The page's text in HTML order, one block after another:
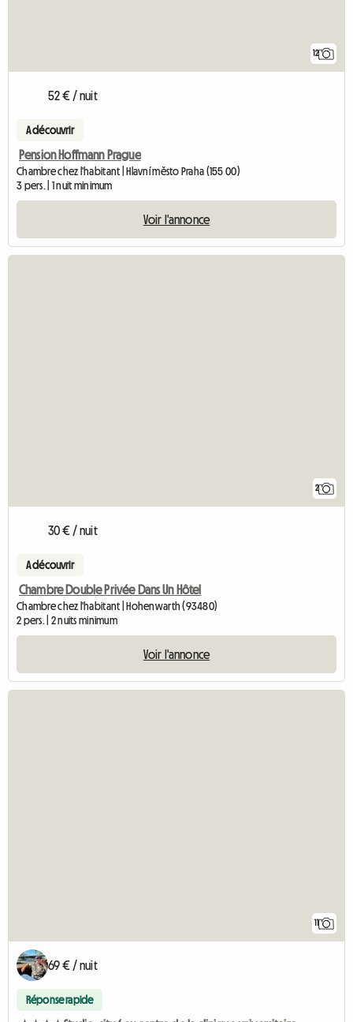
12
52 € / nuit
A découvrir
Pension Hoffmann Prague
Chambre chez l'habitant | Hlavní město Praha (155 00)
3 pers. | 1 nuit minimum
Voir l'annonce
2
30 € / nuit
A découvrir
Chambre Double Privée Dans Un Hôtel
Chambre chez l'habitant | Hohenwarth (93480)
2 pers. | 2 nuits minimum
Voir l'annonce
11
69 € / nuit
Réponse rapide